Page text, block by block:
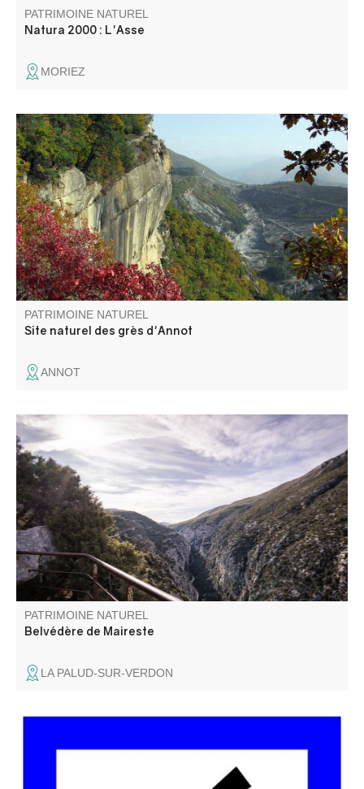
PATRIMOINE NATUREL
Natura 2000 : L'Asse
MORIEZ
Le site des grès d'Annot est un monde étonnant où se
mêlent blocs de grès cyclopéens, légendes ancestrales et
histoire plurimillénaire. Dominant le village, une superficie
de 150 ha est désormais classée Espace Naturel
Sensible.
PATRIMOINE NATUREL
Site naturel des grès d'Annot
ANNOT
Situé sur la route entre Moustiers-Sainte-Marie et la
Palud-sur-Verdon, en rive droite, le belvédère de Maireste
offre un beau point de vue sur les Gorges.
PATRIMOINE NATUREL
Belvédère de Maireste
LA PALUD-SUR-VERDON
Du belvédère de la Gorge de Guègues, on surplombe les
vestiges de la ferme de Guègues, située sur un plateau
herbeux qui est au-dessus des Gorges. La ferme était